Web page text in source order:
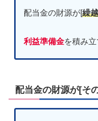
配当金の財源が[繰
利益準備金を積み立
配当金の財源が[そ